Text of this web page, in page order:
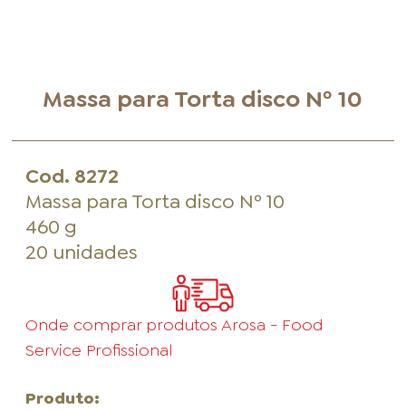
Massa para Torta disco Nº 10
Cod. 8272
Massa para Torta disco Nº 10
460 g
20 unidades
Onde comprar produtos Arosa - Food
Service Profissional
Produto: